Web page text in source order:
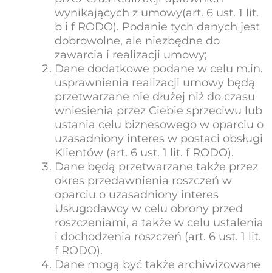
wynikających z umowy(art. 6 ust. 1 lit.
b i f RODO). Podanie tych danych jest
dobrowolne, ale niezbędne do
zawarcia i realizacji umowy;
Dane dodatkowe podane w celu m.in.
usprawnienia realizacji umowy będą
przetwarzane nie dłużej niż do czasu
wniesienia przez Ciebie sprzeciwu lub
ustania celu biznesowego w oparciu o
uzasadniony interes w postaci obsługi
Klientów (art. 6 ust. 1 lit. f RODO).
Dane będą przetwarzane także przez
okres przedawnienia roszczeń w
oparciu o uzasadniony interes
Usługodawcy w celu obrony przed
roszczeniami, a także w celu ustalenia
i dochodzenia roszczeń (art. 6 ust. 1 lit.
f RODO).
Dane mogą być także archiwizowane